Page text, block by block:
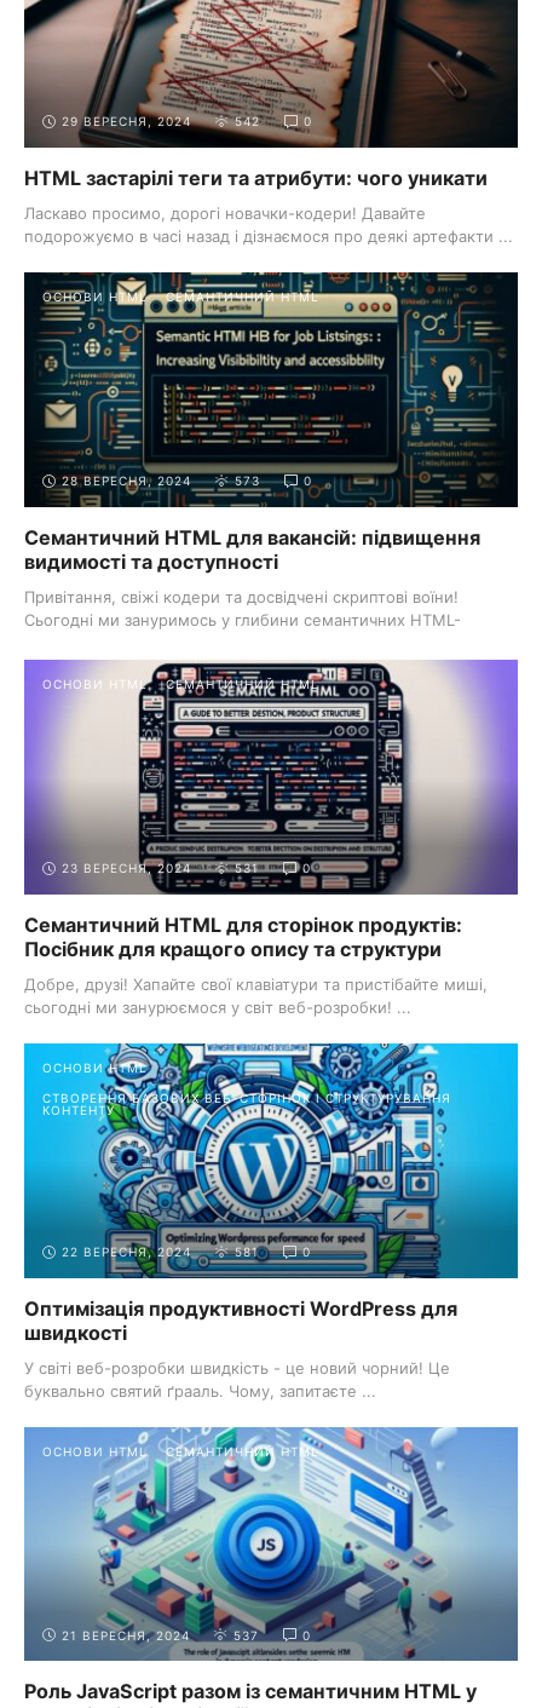
HTML в ваші проекти. Поглибіть свої знання з веб-
розробки з категорією “Основи HTML” на
WebCraftingCode.
29 ВЕРЕСНЯ, 2024 542 0
HTML застарілі теги та атрибути: чого уникати
Ласкаво просимо, дорогі новачки-кодери! Давайте
подорожуємо в часі назад і дізнаємося про деякі артефакти ...
ОСНОВИ HTML СЕМАНТИЧНИЙ HTML
28 ВЕРЕСНЯ, 2024 573 0
Семантичний HTML для вакансій: підвищення
видимості та доступності
Привітання, свіжі кодери та досвідчені скриптові воїни!
Сьогодні ми зануримось у глибини семантичних HTML-
ОСНОВИ HTML СЕМАНТИЧНИЙ HTML
23 ВЕРЕСНЯ, 2024 531 0
Семантичний HTML для сторінок продуктів:
Посібник для кращого опису та структури
Добре, друзі! Хапайте свої клавіатури та пристібайте миші,
сьогодні ми занурюємося у світ веб-розробки! ...
ОСНОВИ HTML
СТВОРЕННЯ БАЗОВИХ ВЕБ-СТОРІНОК І СТРУКТУРУВАННЯ
КОНТЕНТУ
22 ВЕРЕСНЯ, 2024 581 0
Оптимізація продуктивності WordPress для
швидкості
У світі веб-розробки швидкість - це новий чорний! Це
буквально святий ґрааль. Чому, запитаєте ...
ОСНОВИ HTML СЕМАНТИЧНИЙ HTML
21 ВЕРЕСНЯ, 2024 537 0
Роль JavaScript разом із семантичним HTML у